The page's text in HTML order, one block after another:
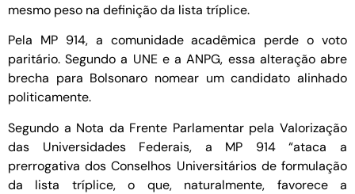
mesmo peso na definição da lista tríplice.
Pela MP 914, a comunidade acadêmica perde o voto
paritário. Segundo a UNE e a ANPG, essa alteração abre
brecha para Bolsonaro nomear um candidato alinhado
politicamente.
Segundo a Nota da Frente Parlamentar pela Valorização
das Universidades Federais, a MP 914 “ataca a
prerrogativa dos Conselhos Universitários de formulação
da lista tríplice, o que, naturalmente, favorece a